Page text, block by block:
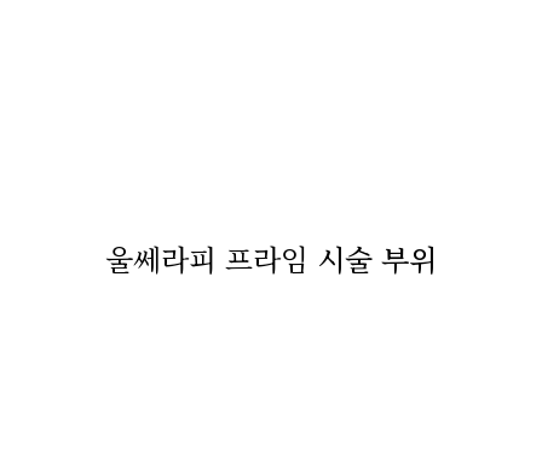
울쎄라피 프라임 시술 부위